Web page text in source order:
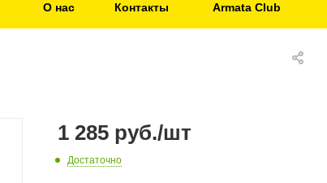
О нас Контакты Armata Club
1 285 руб./шт
Достаточно